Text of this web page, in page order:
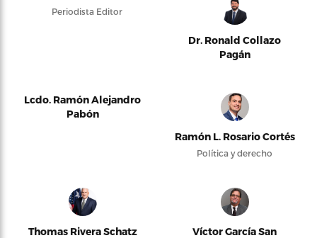
Periodista Editor
Dr. Ronald Collazo
Pagán
Lcdo. Ramón Alejandro
Pabón
Ramón L. Rosario Cortés
Política y derecho
Thomas Rivera Schatz
Víctor García San